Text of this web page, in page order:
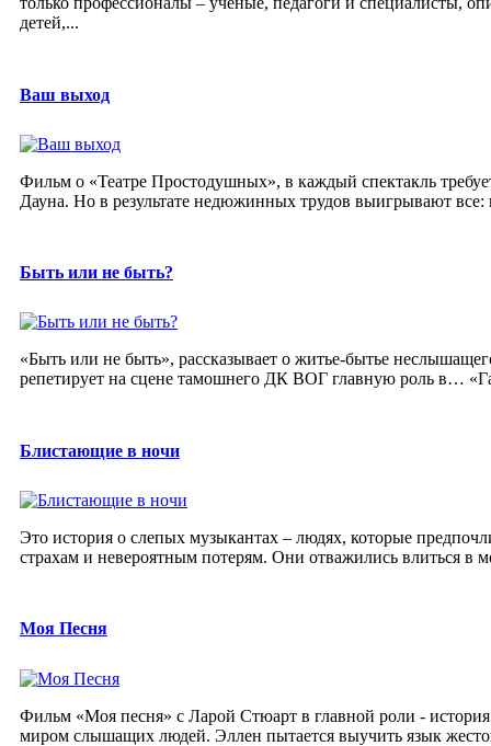
детей,...
Ваш выход
Фильм о «Театре Простодушных», в каждый спектакль
Дауна. Но в результате недюжинных трудов выигрывают
Быть или не быть?
«Быть или не быть», рассказывает о житье-бытье
репетирует на сцене тамошнего ДК ВОГ главную роль в…
Блистающие в ночи
Это история о слепых музыкантах – людях, которые
страхам и невероятным потерям. Они отважились влиться в
Моя Песня
Фильм «Моя песня» с Ларой Стюарт в главной роли -
миром слышащих людей. Эллен пытается выучить язык